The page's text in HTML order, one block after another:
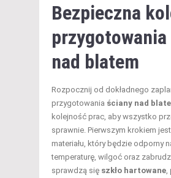
Bezpieczna
nad blatem
Rozpocznij od dokładnego
przygotowania ściany nad
kolejność prac, aby wszystko
sprawnie. Pierwszym krokiem
materiału, który będzie odporny
temperaturę, wilgoć oraz
sprawdzą się szkło hartowane